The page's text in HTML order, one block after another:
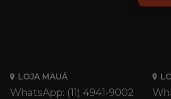
LOJA MAUÁ
WhatsApp: (11) 4941-9002